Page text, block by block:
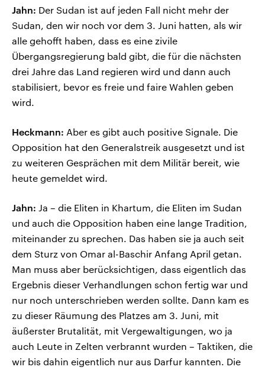
Jahn: Der Sudan ist auf jeden Fall nicht mehr der
Sudan, den wir noch vor dem 3. Juni hatten, als wir
alle gehofft haben, dass es eine zivile
Übergangsregierung bald gibt, die für die nächsten
drei Jahre das Land regieren wird und dann auch
stabilisiert, bevor es freie und faire Wahlen geben
wird.
Heckmann: Aber es gibt auch positive Signale. Die
Opposition hat den Generalstreik ausgesetzt und ist
zu weiteren Gesprächen mit dem Militär bereit, wie
heute gemeldet wird.
Jahn: Ja – die Eliten in Khartum, die Eliten im Sudan
und auch die Opposition haben eine lange Tradition,
miteinander zu sprechen. Das haben sie ja auch seit
dem Sturz von Omar al-Baschir Anfang April getan.
Man muss aber berücksichtigen, dass eigentlich das
Ergebnis dieser Verhandlungen schon fertig war und
nur noch unterschrieben werden sollte. Dann kam es
zu dieser Räumung des Platzes am 3. Juni, mit
äußerster Brutalität, mit Vergewaltigungen, wo ja
auch Leute in Zelten verbrannt wurden – Taktiken, die
wir bis dahin eigentlich nur aus Darfur kannten. Die